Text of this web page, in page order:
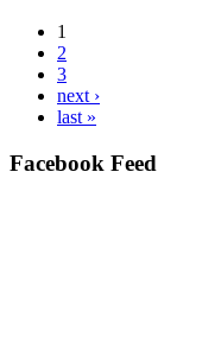
1
2
3
next ›
last »
Facebook Feed